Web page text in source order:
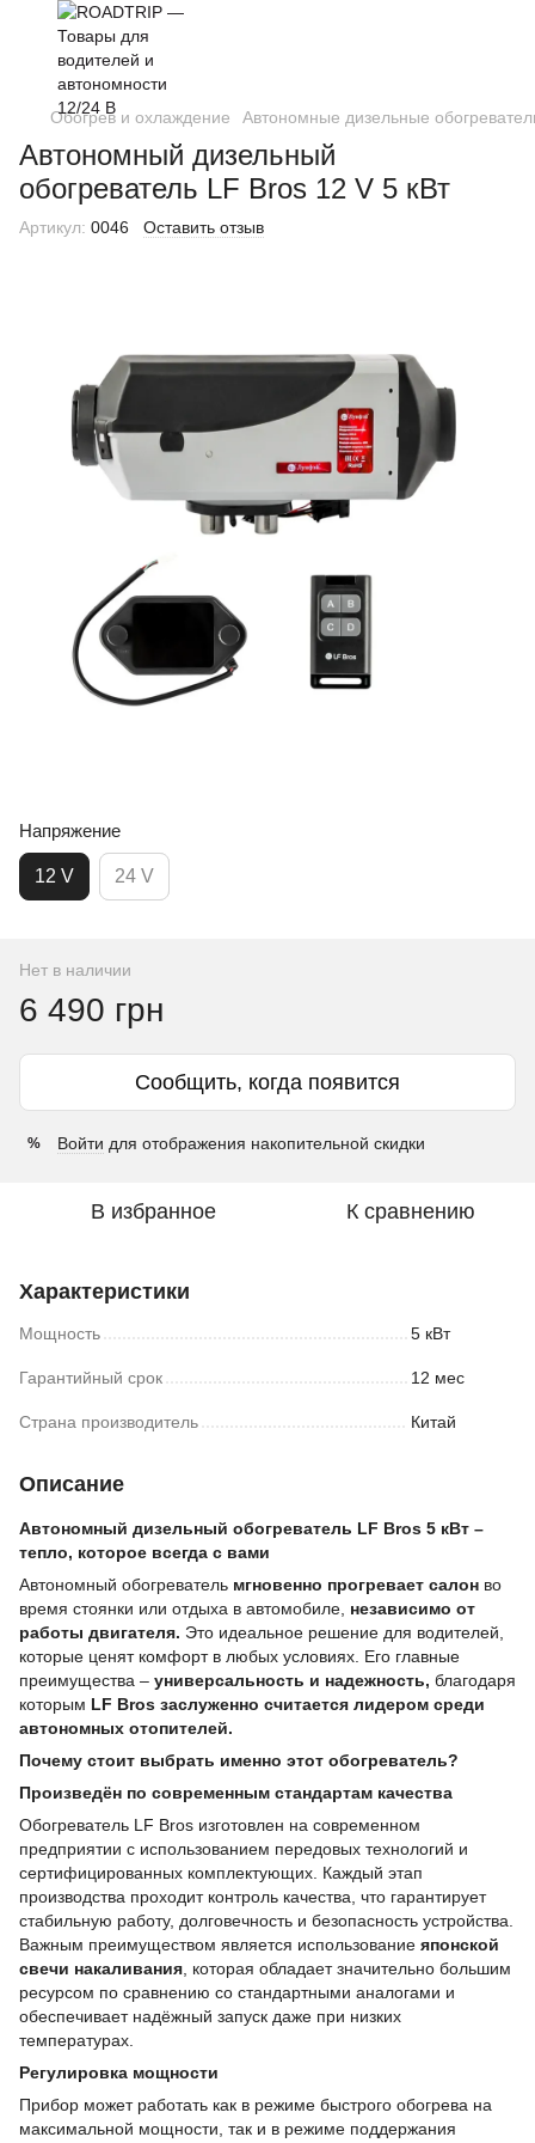
Обогрев и охлаждение Автономные дизельные
Автономный дизельный
обогреватель LF Bros 12 V 5 кВт
Артикул: 0046 Оставить отзыв
Напряжение
12 V 24 V
Нет в наличии
6 490 грн
Сообщить, когда появится
% Войти для отображения накопительной скидки
В избранное К сравнению
Характеристики
Мощность 5 кВт
Гарантийный срок 12 мес
Страна производитель Китай
Описание
Автономный дизельный обогреватель LF Bros 5 кВт –
тепло, которое всегда с вами
Автономный обогреватель мгновенно прогревает салон во
время стоянки или отдыха в автомобиле, независимо от
работы двигателя. Это идеальное решение для водителей,
которые ценят комфорт в любых условиях. Его главные
преимущества – универсальность и надежность, благодаря
которым LF Bros заслуженно считается лидером среди
автономных отопителей.
Почему стоит выбрать именно этот обогреватель?
Произведён по современным стандартам качества
Обогреватель LF Bros изготовлен на современном
предприятии с использованием передовых технологий и
сертифицированных комплектующих. Каждый этап
производства проходит контроль качества, что гарантирует
стабильную работу, долговечность и безопасность устройства.
Важным преимуществом является использование японской
свечи накаливания , которая обладает значительно большим
ресурсом по сравнению со стандартными аналогами и
обеспечивает надёжный запуск даже при низких
температурах.
Регулировка мощности
Прибор может работать как в режиме быстрого обогрева на
максимальной мощности, так и в режиме поддержания